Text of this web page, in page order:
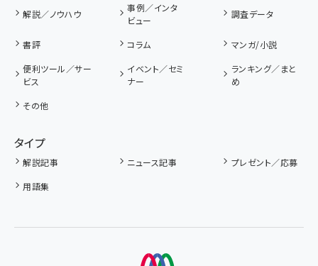
解説／ノウハウ
事例／インタ
ビュー
調査データ
書評 コラム
マンガ/小説
便利ツール／サー
ビス
イベント／セミ
ナー
ランキング／まと
め
その他
タイプ
解説記事 ニュース記事
プレゼント／応募
用語集